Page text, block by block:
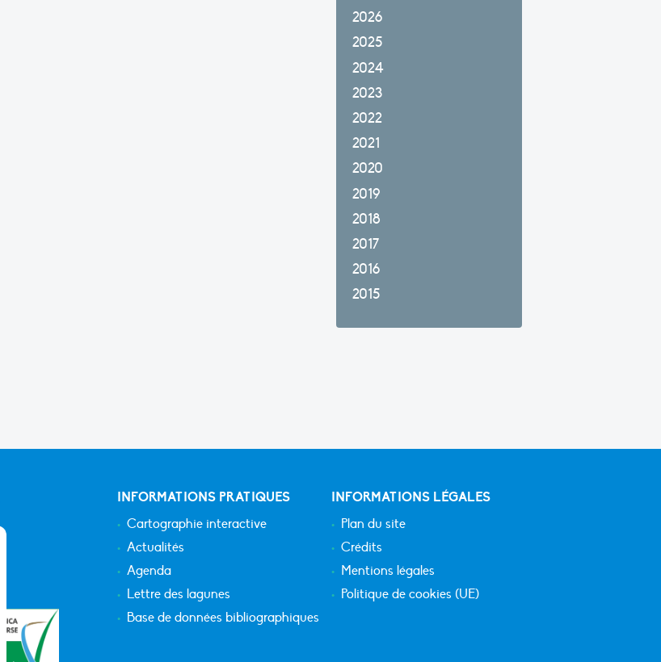
2026
2025
2024
2023
2022
2021
2020
2019
2018
2017
2016
2015
INFORMATIONS PRATIQUES
Cartographie interactive
Actualités
Agenda
Lettre des lagunes
Base de données bibliographiques
INFORMATIONS LÉGALES
Plan du site
Crédits
Mentions légales
Politique de cookies (UE)